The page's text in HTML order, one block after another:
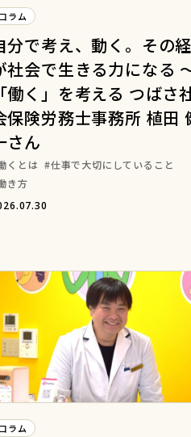
コラム
分で考え、動く。その
社会で生きる力になる
「働く」を考える つばさ
保険労務士事務所 植田
さん
くとは
仕事で大切にしていること
き方
コラム